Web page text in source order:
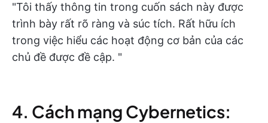
"Tôi thấy thông tin trong cuốn sách này được
trình bày rất rõ ràng và súc tích. Rất hữu ích
trong việc hiểu các hoạt động cơ bản của các
chủ đề được đề cập. "
4. Cách mạng Cybernetics: